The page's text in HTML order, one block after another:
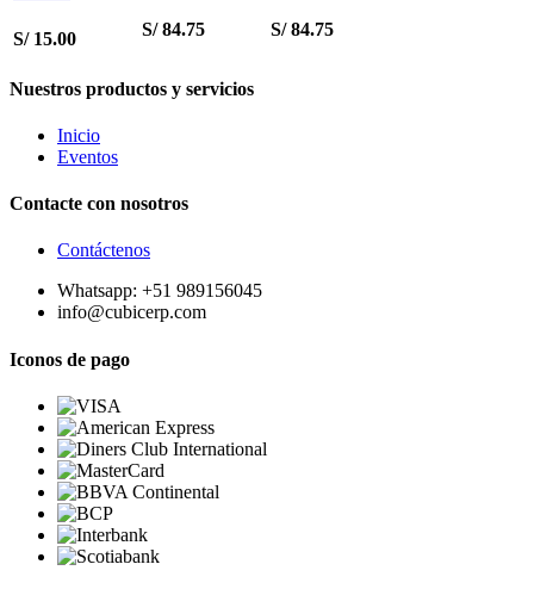
S/ 15.00 S/84.75 S/84.75
Nuestros productos y servicios
Inicio
Eventos
Contacte con nosotros
Contáctenos
Whatsapp: +51 989156045
info@cubicerp.com
Iconos de pago